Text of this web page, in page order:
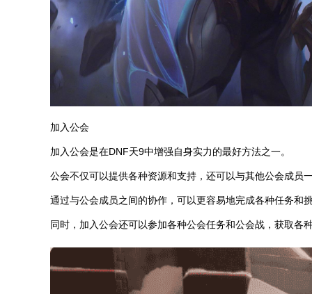
加入公会
加入公会是在DNF天9中增强自身实力的最好方法之一。
公会不仅可以提供各种资源和支持，还可以与其他公会成员
通过与公会成员之间的协作，可以更容易地完成各种任务和
同时，加入公会还可以参加各种公会任务和公会战，获取各